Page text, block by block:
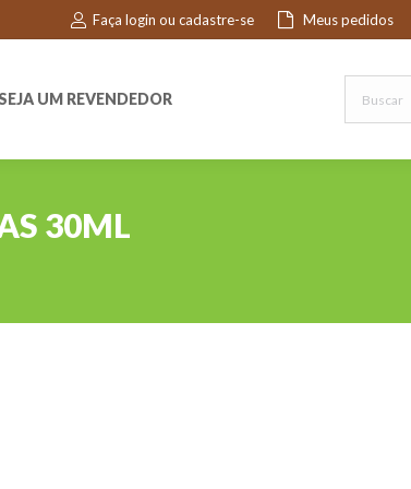
Faça login ou cadastre-se Meus pedidos
UM REVENDEDOR
30ML
UM REVENDEDOR